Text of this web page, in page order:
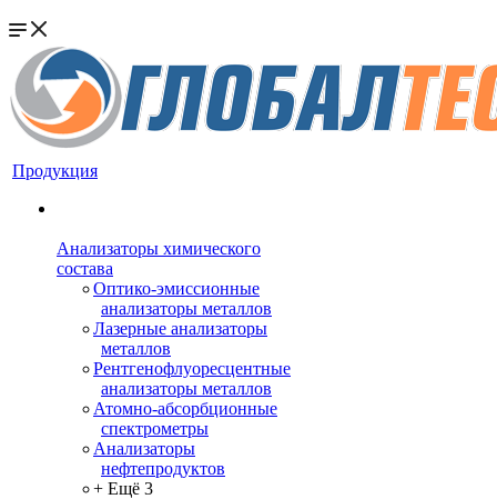
Продукция
Анализаторы химического
состава
Оптико-эмиссионные
анализаторы металлов
Лазерные анализаторы
металлов
Рентгенофлуоресцентные
анализаторы металлов
Атомно-абсорбционные
спектрометры
Анализаторы
нефтепродуктов
+ Ещё 3